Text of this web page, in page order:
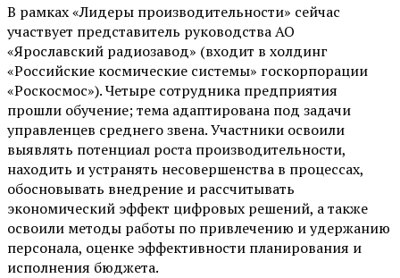
В рамках «Лидеры производительности» сейчас
участвует представитель руководства АО
«Ярославский радиозавод» (входит в холдинг
«Российские космические системы» госкорпорации
«Роскосмос»). Четыре сотрудника предприятия
прошли обучение; тема адаптирована под задачи
управленцев среднего звена. Участники освоили
выявлять потенциал роста производительности,
находить и устранять несовершенства в процессах,
обосновывать внедрение и рассчитывать
экономический эффект цифровых решений, а также
освоили методы работы по привлечению и удержанию
персонала, оценке эффективности планирования и
исполнения бюджета.